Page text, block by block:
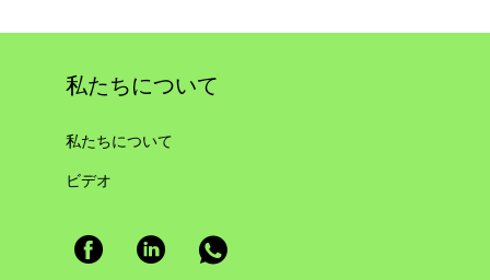
私たちについて
私たちについて
ビデオ